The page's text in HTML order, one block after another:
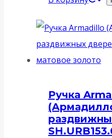
Ручка